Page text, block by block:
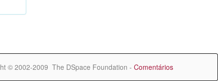
© 2002-2009 The DSpace Foundation - Comentários